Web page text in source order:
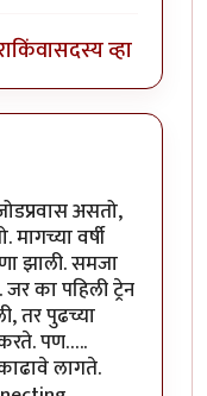
किंवासदस्य व्हा
असतो,
वर्षी
झाली. समजा
का पहिली ट्रेन
तर पुढच्या
पण…..
लागते.